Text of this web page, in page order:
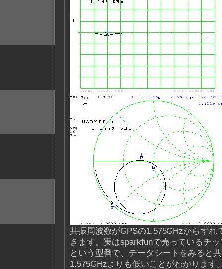
共振周波数がGPSの1.575GHzからずれ
きます。実はsparkfunで売っているチ
という型番で、データシートをみると
1.575GHzよりも低いことがわかります